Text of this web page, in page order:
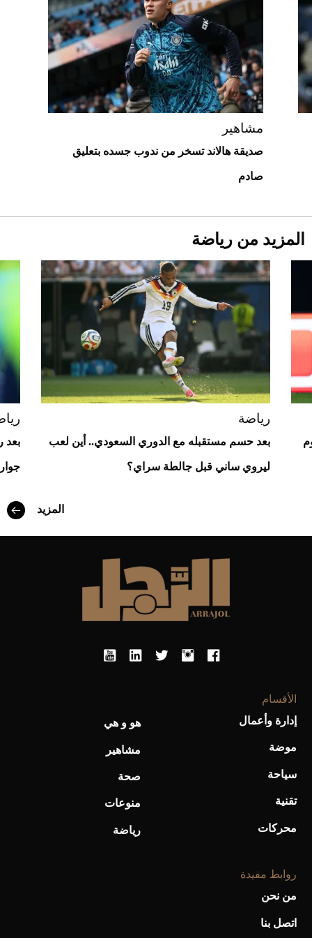
أغلى 10 عطور في العالم للرجال تمنحك فخامة
استثنائية
Aston Martin Valiant: على هوى الأبطال
قبل ليلة النزال.. اكتمال وزن أبطال "The
Comeback" في جدة (فيديو)
2026-07-25
مشاهير
صديقة هالاند تسخر من ندوب جسده بتعليق
صادم
المزيد من رياضة
رياضة
بعد حسم مستقبله مع الدوري السعودي.. أين لعب
ليروي ساني قبل جالطة سراي؟
بعد
المزيد
الأقسام
إدارة وأعمال
موضة
سياحة
تقنية
محركات
هو و هي
مشاهير
صحة
منوعات
رياضة
روابط مفيدة
من نحن
اتصل بنا